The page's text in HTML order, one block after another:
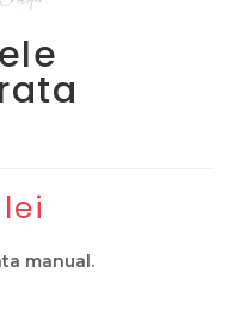
lei
250,00 lei.
manual.